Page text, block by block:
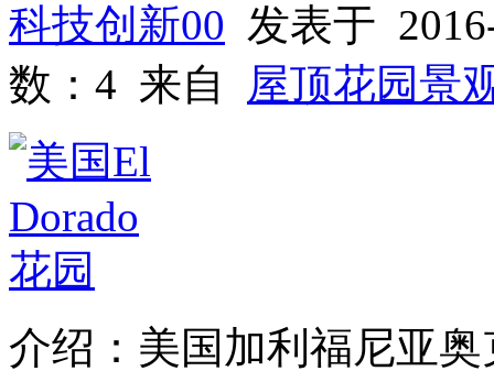
科技创新00 发表于
数：4 来自 屋顶花园景
介绍：美国加利福尼亚